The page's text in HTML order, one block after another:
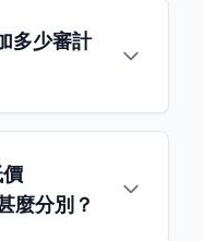
多少審計
麼分別？